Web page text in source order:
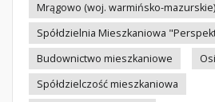
Mrągowo (woj. warmińsko-mazurskie)
Spółdzielnia Mieszkaniowa
Budownictwo mieszkaniowe
Spółdzielczość mieszkaniowa